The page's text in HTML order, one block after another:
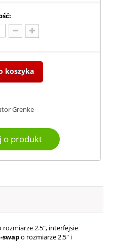
koszyka
o produkt
rozmiarze 2.5", interfejsie
swapo rozmiarze 2.5" i